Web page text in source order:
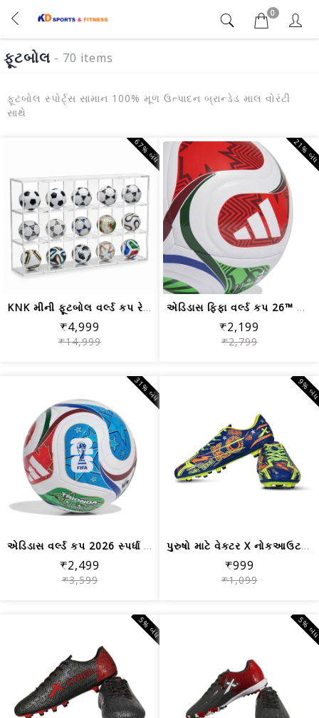
0
ફૂટબોલ - 70 items
ફૂટબોલ સ્પોર્ટ્સ સામાન 100% મૂળ ઉત્પાદન બ્રાન્ડેડ માલ વોરંટી
સાથે
KNK મીની ફૂટબોલ વર્લ્ડ કપ રેપ્લિકા બો...
₹4,999
₹14,999
67% બંધ
એડિડાસ ફિફા વર્લ્ડ કપ 26™ ટ્રિઓન્ડા સ...
₹2,199
₹2,799
21%
એડિડાસ વર્લ્ડ કપ 2026 સ્પર્ધા બોલ
₹2,499
₹3,599
31% બંધ
પુરુષો માટે વેક્ટર X નોકઆઉટ ફૂટબોલ જૂતા
₹999
₹1,099
9%
5% બંધ 5%